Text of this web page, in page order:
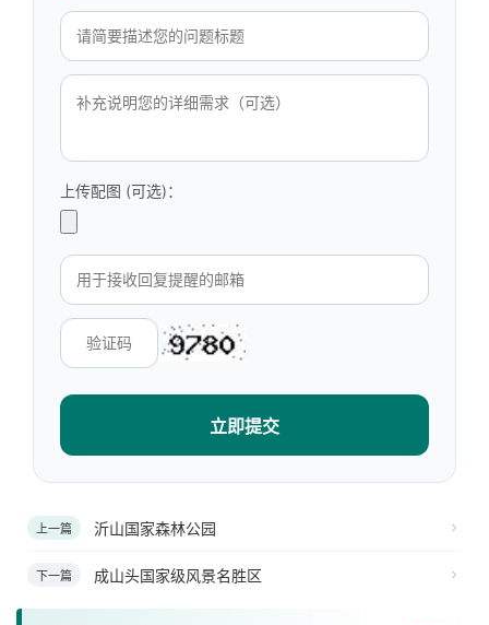
上传配图 (可选)：
立即提交
上一篇 沂山国家森林公园
下一篇 成山头国家级风景名胜区